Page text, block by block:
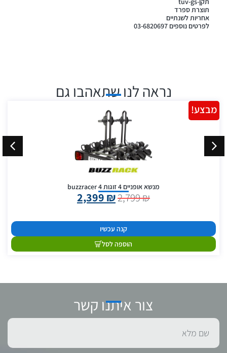
תוצרת ספרד
אחריות לשנתיים
לפרטים נוספים 03-6820697
נראה לנו שתאהבו גם
מנשא אופניים 4 זוגות buzzracer 4
2,799₪
2,399₪
קנה עכשיו
הוספה לסל
מבצע!
צור איתנו קשר